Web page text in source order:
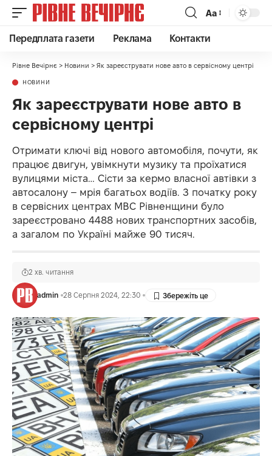
Аа
Передплата газети Реклама Контакти
Рівне Вечірнє > Новини > Як зареєструвати нове авто в сервісному центрі
НОВИНИ
Як зареєструвати нове авто в
сервісному центрі
Отримати ключі від нового автомобіля, почути, як
працює двигун, увімкнути музику та проїхатися
вулицями міста… Сісти за кермо власної автівки з
автосалону – мрія багатьох водіїв. З початку року
в сервісних центрах МВС Рівненщини було
зареєстровано 4488 нових транспортних засобів,
а загалом по Україні майже 90 тисяч.
admin 28 Серпня 2024, 22:30
2 хв. читання